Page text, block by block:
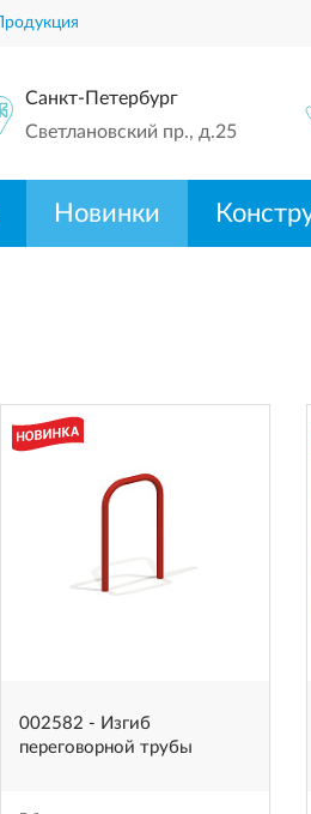
Продукция
Санкт-Петербург
Светлановский пр., д.25
Новинки
002582 - Изгиб
переговорной трубы